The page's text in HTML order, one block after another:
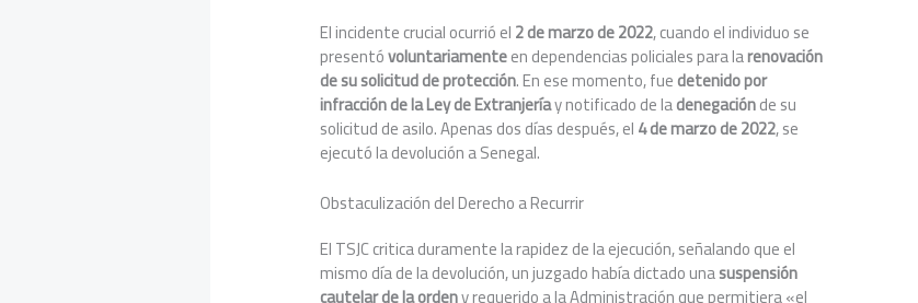
El incidente crucial ocurrió el2 de marzo de 2022, cuando el individuo se
presentóvoluntariamenteen dependencias policiales para larenovación
de su solicitud de protección. En ese momento, fuedetenido por
infracción de la Ley de Extranjeríay notificado de ladenegaciónde su
solicitud de asilo. Apenas dos días después, el4 de marzo de 2022, se
ejecutó la devolución a Senegal.
Obstaculización del Derecho a Recurrir
El TSJC critica duramente la rapidez de la ejecución, señalando que el
mismo día de la devolución, un juzgado había dictado unasuspensión